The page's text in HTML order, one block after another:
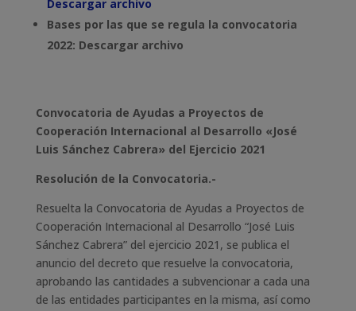
Descargar archivo
Bases por las que se regula la convocatoria
2022: Descargar archivo
Convocatoria de Ayudas a Proyectos de
Cooperación Internacional al Desarrollo «José
Luis Sánchez Cabrera» del Ejercicio 2021
Resolución de la Convocatoria.-
Resuelta la Convocatoria de Ayudas a Proyectos de
Cooperación Internacional al Desarrollo “José Luis
Sánchez Cabrera” del ejercicio 2021, se publica el
anuncio del decreto que resuelve la convocatoria,
aprobando las cantidades a subvencionar a cada una
de las entidades participantes en la misma, así como